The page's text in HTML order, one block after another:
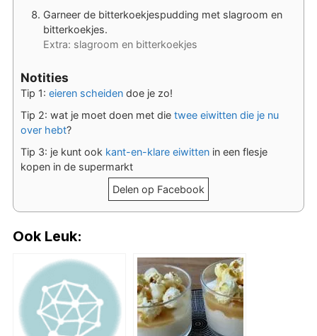
Garneer de bitterkoekjespudding met slagroom en
bitterkoekjes.
Extra: slagroom en bitterkoekjes
Notities
Tip 1: eieren scheidendoe je zo!
Tip 2: wat je moet doen met die twee eiwitten die je nu
over hebt?
Tip 3: je kunt ook kant-en-klare eiwittenin een flesje
kopen in de supermarkt
Delen op Facebook
Ook Leuk: